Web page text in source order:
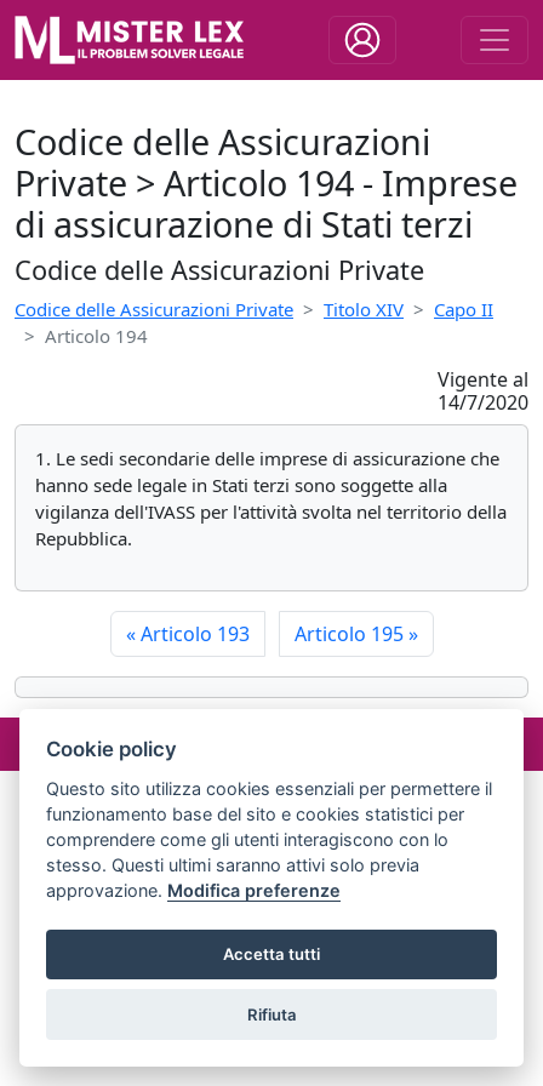
Codice delle Assicurazioni
Private > Articolo 194 - Imprese
di assicurazione di Stati terzi
Codice delle Assicurazioni Private
Codice delle Assicurazioni Private Titolo XIV
Capo II
Articolo 194
Vigente al
14/7/2020
1. Le sedi secondarie delle imprese di assicurazione che
hanno sede legale in Stati terzi sono soggette alla
vigilanza dell'IVASS per l'attività svolta nel territorio della
Repubblica.
«Articolo 193 Articolo 195»
Cookie policy
Questo sito utilizza cookies essenziali per permettere il
funzionamento base del sito e cookies statistici per
comprendere come gli utenti interagiscono con lo
stesso. Questi ultimi saranno attivi solo previa
approvazione. Modifica preferenze
Accetta tutti
Rifiuta